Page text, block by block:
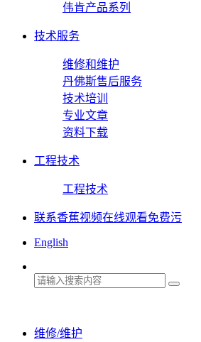
伟肯产品系列
技术服务
维修和维护
丹佛斯售后服务
技术培训
专业文章
资料下载
工程技术
工程技术
联系香蕉视频在线观看免费污
English
维修/维护